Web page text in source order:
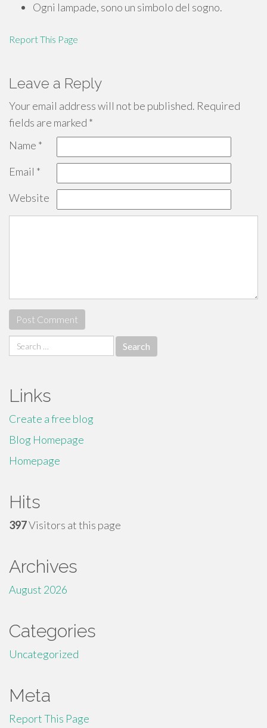
Ogni lampade, sono un simbolo del sogno.
Report This Page
Leave a Reply
Your email address will not be published. Required
fields are marked *
Name *
Email *
Website
Search
for:
Links
Create a free blog
Blog Homepage
Homepage
Hits
397Visitors at this page
Archives
August 2026
Categories
Uncategorized
Meta
Report This Page